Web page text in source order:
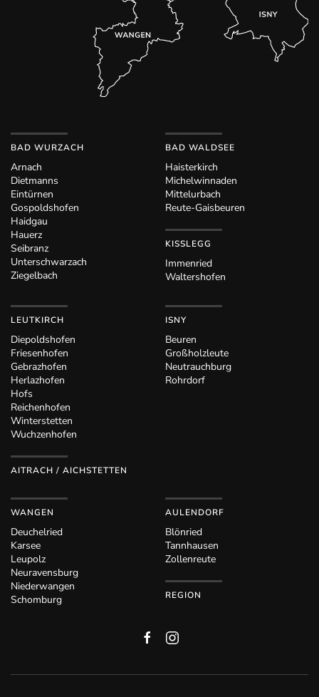
BAD WURZACH
Arnach
Dietmanns
Eintürnen
Gospoldshofen
Haidgau
Hauerz
Seibranz
Unterschwarzach
Ziegelbach
BAD WALDSEE
Haisterkirch
Michelwinnaden
Mittelurbach
Reute-Gaisbeuren
KISSLEGG
Immenried
Waltershofen
LEUTKIRCH
Diepoldshofen
Friesenhofen
Gebrazhofen
Herlazhofen
Hofs
Reichenhofen
Winterstetten
Wuchzenhofen
AITRACH / AICHSTETTEN
ISNY
Beuren
Großholzleute
Neutrauchburg
Rohrdorf
WANGEN
Deuchelried
Karsee
Leupolz
Neuravensburg
Niederwangen
Schomburg
AULENDORF
Blönried
Tannhausen
Zollenreute
REGION